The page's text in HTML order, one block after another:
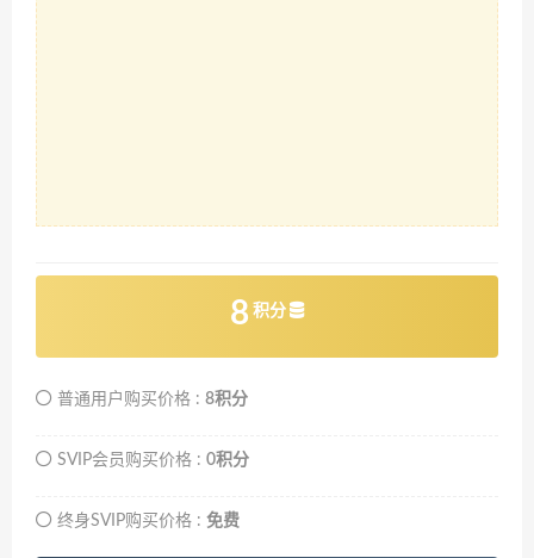
8 积分
普通用户购买价格 : 8积分
SVIP会员购买价格 : 0积分
终身SVIP购买价格 : 免费